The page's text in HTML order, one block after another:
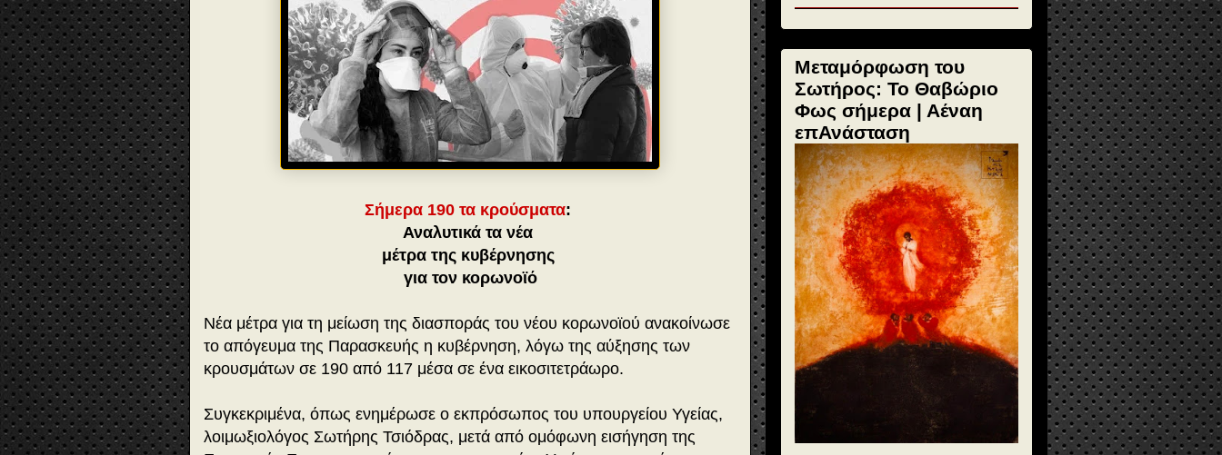
Σήμερα 190 τα κρούσματα:
Αναλυτικά τα νέα
μέτρα της κυβέρνησης
για τον κορωνοϊό
Νέα μέτρα για τη μείωση της διασποράς του νέου κορωνοϊού ανακοίνωσε
το απόγευμα της Παρασκευής η κυβέρνηση, λόγω της αύξησης των
κρουσμάτων σε 190 από 117 μέσα σε ένα εικοσιτετράωρο.
Συγκεκριμένα, όπως ενημέρωσε ο εκπρόσωπος του υπουργείου Υγείας,
λοιμωξιολόγος Σωτήρης Τσιόδρας, μετά από ομόφωνη εισήγηση της
Μεταμόρφωση του
Σωτήρος: Το Θαβώριο
Φως σήμερα | Αέναη
επΑνάσταση